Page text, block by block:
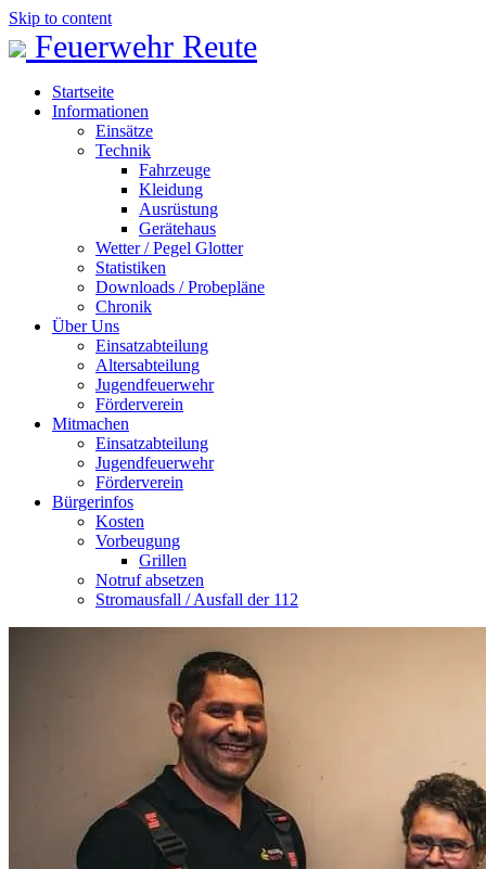
Skip to content
Feuerwehr Reute
Startseite
Informationen
Einsätze
Technik
Fahrzeuge
Kleidung
Ausrüstung
Gerätehaus
Wetter / Pegel Glotter
Statistiken
Downloads / Probepläne
Chronik
Über Uns
Einsatzabteilung
Altersabteilung
Jugendfeuerwehr
Förderverein
Mitmachen
Einsatzabteilung
Jugendfeuerwehr
Förderverein
Bürgerinfos
Kosten
Vorbeugung
Grillen
Notruf absetzen
Stromausfall / Ausfall der 112